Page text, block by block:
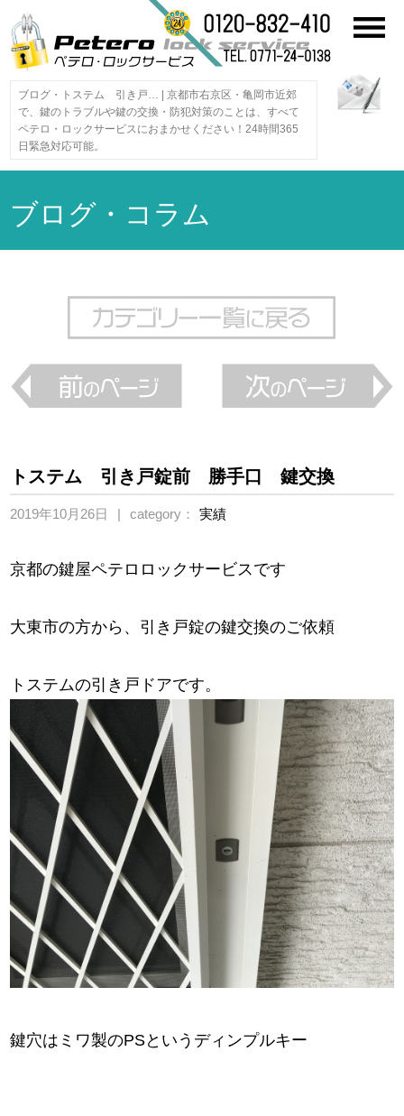
ブログ・トステム 引き戸… | 京都市右京区・亀岡市近郊
で、鍵のトラブルや鍵の交換・防犯対策のことは、すべて
ペテロ・ロックサービスにおまかせください！24時間365
日緊急対応可能。
ブログ・コラム
トステム 引き戸錠前 勝手口 鍵交換
2019年10月26日 category： 実績
京都の鍵屋ペテロロックサービスです
大東市の方から、引き戸錠の鍵交換のご依頼
トステムの引き戸ドアです。
鍵穴はミワ製のPSというディンプルキー